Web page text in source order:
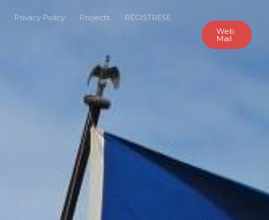
Privacy Policy Projects REGISTRESE
Web
Mail